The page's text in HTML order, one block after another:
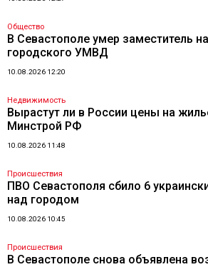
Общество
В Севастополе умер заместитель
городского УМВД
10.08.2026 12:20
Недвижимость
Вырастут ли в России цены на
Минстрой РФ
10.08.2026 11:48
Происшествия
ПВО Севастополя сбило 6
над городом
10.08.2026 10:45
Происшествия
В Севастополе снова объявлена